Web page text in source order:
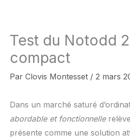
Test du Notodd
compact
Par Clovis Montesset / 2 mars
Dans un marché saturé
abordable et fonctionnelle
présente comme une solution